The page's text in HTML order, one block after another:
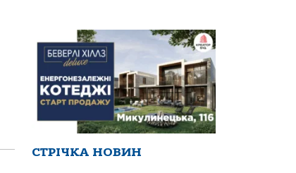
СТРІЧКА НОВИН